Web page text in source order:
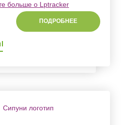
больше о Lptracker
ПОДРОБНЕЕ